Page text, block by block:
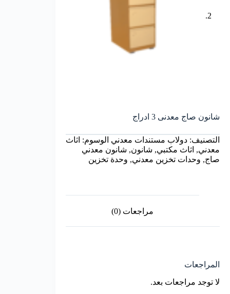
شانون صاج معدنى 3 ادراج
التصنيف: دولاب مستندات معدني الوسوم: اثاث
معدني, اثاث مكتبي, شانون, شانون معدني
صاج, وحدات تخزين معدني, وحدة تخزين
مراجعات (0)
المراجعات
لا توجد مراجعات بعد.